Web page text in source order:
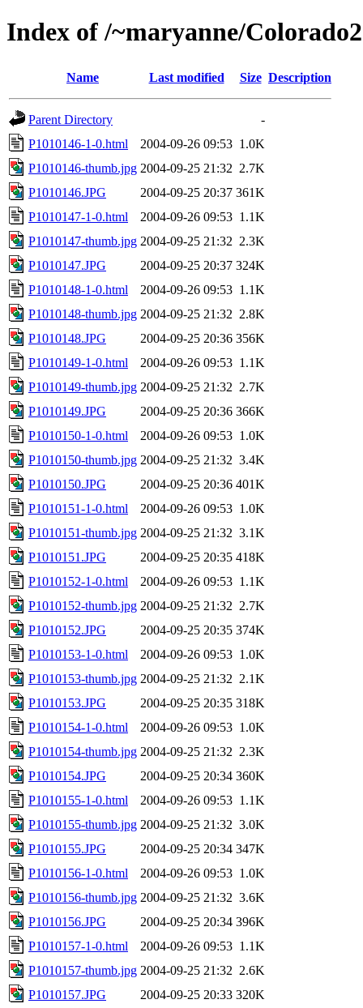
Index of /~maryanne/
Name Last modified Size Description
Parent Directory
-
P1010146-1-0.html
2004-09-26 09:53 1.0K
P1010146-thumb.jpg 2004-09-25 21:32 2.7K
P1010146.JPG
2004-09-25 20:37 361K
P1010147-1-0.html
2004-09-26 09:53 1.1K
P1010147-thumb.jpg 2004-09-25 21:32 2.3K
P1010147.JPG
2004-09-25 20:37 324K
P1010148-1-0.html
2004-09-26 09:53 1.1K
P1010148-thumb.jpg 2004-09-25 21:32 2.8K
P1010148.JPG
2004-09-25 20:36 356K
P1010149-1-0.html
2004-09-26 09:53 1.1K
P1010149-thumb.jpg 2004-09-25 21:32 2.7K
P1010149.JPG
2004-09-25 20:36 366K
P1010150-1-0.html
2004-09-26 09:53 1.0K
P1010150-thumb.jpg 2004-09-25 21:32 3.4K
P1010150.JPG
2004-09-25 20:36 401K
P1010151-1-0.html
2004-09-26 09:53 1.0K
P1010151-thumb.jpg 2004-09-25 21:32 3.1K
P1010151.JPG
2004-09-25 20:35 418K
P1010152-1-0.html
2004-09-26 09:53 1.1K
P1010152-thumb.jpg 2004-09-25 21:32 2.7K
P1010152.JPG
2004-09-25 20:35 374K
P1010153-1-0.html
2004-09-26 09:53 1.0K
P1010153-thumb.jpg 2004-09-25 21:32 2.1K
P1010153.JPG
2004-09-25 20:35 318K
P1010154-1-0.html
2004-09-26 09:53 1.0K
P1010154-thumb.jpg 2004-09-25 21:32 2.3K
P1010154.JPG
2004-09-25 20:34 360K
P1010155-1-0.html
2004-09-26 09:53 1.1K
P1010155-thumb.jpg 2004-09-25 21:32 3.0K
P1010155.JPG
2004-09-25 20:34 347K
P1010156-1-0.html
2004-09-26 09:53 1.0K
P1010156-thumb.jpg 2004-09-25 21:32 3.6K
P1010156.JPG
2004-09-25 20:34 396K
P1010157-1-0.html
2004-09-26 09:53 1.1K
P1010157-thumb.jpg 2004-09-25 21:32 2.6K
P1010157.JPG
2004-09-25 20:33 320K